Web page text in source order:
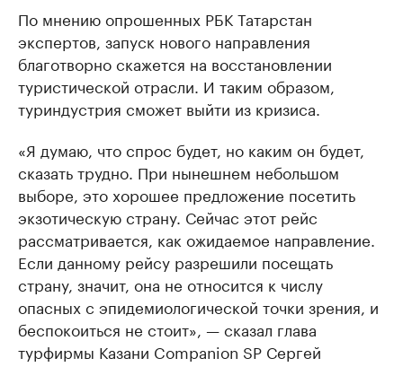
По мнению опрошенных РБК Татарстан
экспертов, запуск нового направления
благотворно скажется на восстановлении
туристической отрасли. И таким образом,
туриндустрия сможет выйти из кризиса.
«Я думаю, что спрос будет, но каким он будет,
сказать трудно. При нынешнем небольшом
выборе, это хорошее предложение посетить
экзотическую страну. Сейчас этот рейс
рассматривается, как ожидаемое направление.
Если данному рейсу разрешили посещать
страну, значит, она не относится к числу
опасных с эпидемиологической точки зрения, и
беспокоиться не стоит», — сказал глава
турфирмы Казани Companion SP Сергей